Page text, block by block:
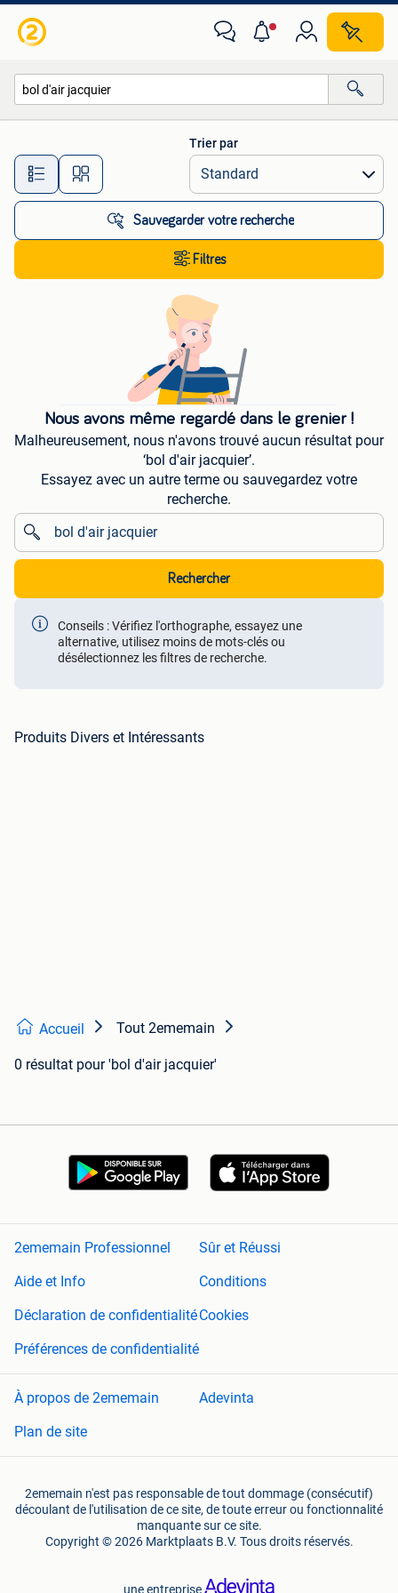
Toutes les distances…
Trier par
Sauvegarder votre recherche
Filtres
Nous avons même regardé dans le grenier !
Malheureusement, nous n'avons trouvé aucun résultat pour
‘bol d'air jacquier’.
Essayez avec un autre terme ou sauvegardez votre
recherche.
Rechercher
Conseils : Vérifiez l'orthographe, essayez une
alternative, utilisez moins de mots-clés ou
désélectionnez les filtres de recherche.
Produits Divers et Intéressants
Accueil Tout 2ememain
0 résultat pour 'bol d'air jacquier'
2ememain Professionnel
Sûr et Réussi
Aide et Info
Conditions
Déclaration de confidentialitéCookies
Préférences de confidentialité
À propos de 2ememain
Adevinta
Plan de site
2ememain n'est pas responsable de tout dommage (consécutif)
découlant de l'utilisation de ce site, de toute erreur ou fonctionnalité
manquante sur ce site.
Copyright © 2026 Marktplaats B.V. Tous droits réservés.
une entreprise